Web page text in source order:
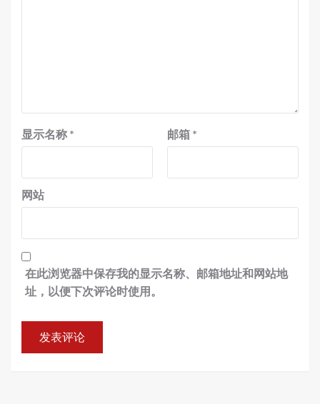
显示名称 * 邮箱 *
网站
在此浏览器中保存我的显示名称、邮箱地址和网站地
址，以便下次评论时使用。